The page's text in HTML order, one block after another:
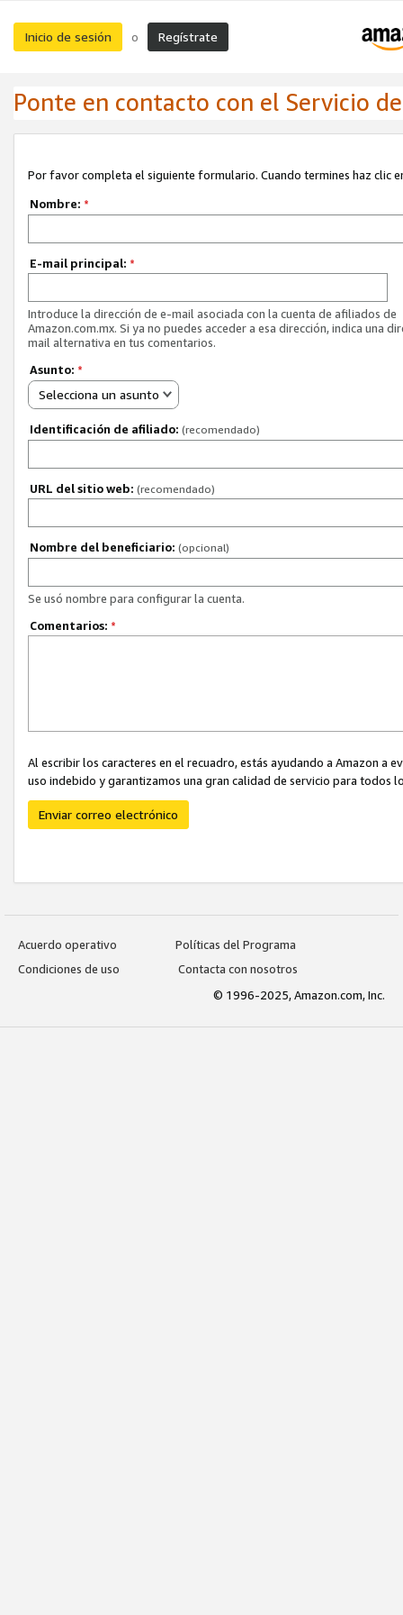
Inicio de sesión o Regístrate
Ponte en contacto con el Servicio
Por favor completa el siguiente formulario. Cuando termines haz clic
Nombre: *
E-mail principal: *
Introduce la dirección de e-mail asociada con la cuenta de afiliados de
Amazon.com.mx. Si ya no puedes acceder a esa dirección, indica una
mail alternativa en tus comentarios.
Asunto: *
Selecciona un asunto
Identificación de afiliado: (recomendado)
URL del sitio web: (recomendado)
Nombre del beneficiario: (opcional)
Se usó nombre para configurar la cuenta.
Comentarios: *
Al escribir los caracteres en el recuadro, estás ayudando a Amazon
uso indebido y garantizamos una gran calidad de servicio para todos
Enviar correo electrónico
Acuerdo operativo
Políticas del Programa
Condiciones de uso
Contacta con nosotros
© 1996-2025, Amazon.com, Inc.